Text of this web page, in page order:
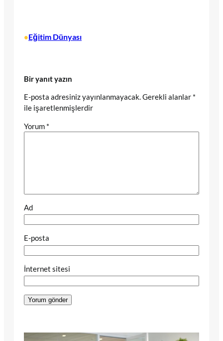
•Eğitim Dünyası
Bir yanıt yazın
E-posta adresiniz yayınlanmayacak.Gerekli alanlar *
ile işaretlenmişlerdir
Yorum *
Ad
E-posta
İnternet sitesi